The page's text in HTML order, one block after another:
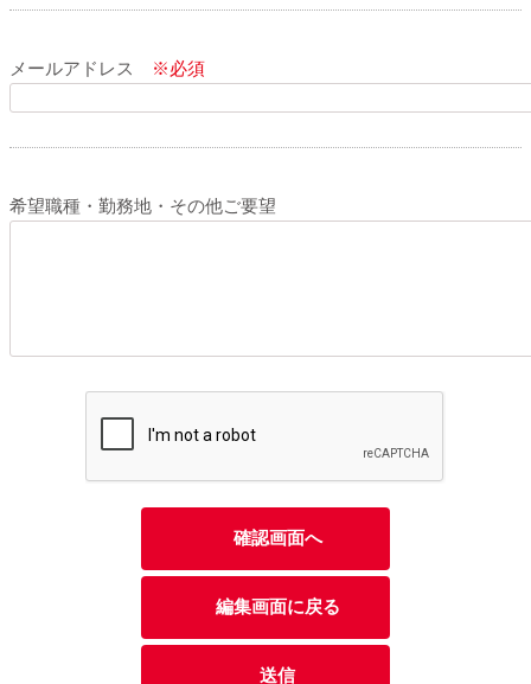
メールアドレス ※必須
希望職種・勤務地・その他ご要望